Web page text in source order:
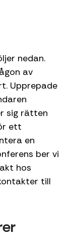
nedan.
av
Upprepade
sig rätten
ett
en
ber vi
hos
till